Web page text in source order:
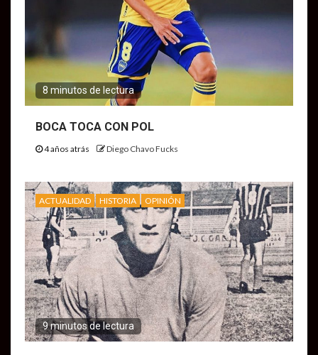
8 minutos de lectura
BOCA TOCA CON POL
4 años atrás Diego Chavo Fucks
ACTUALIDAD HISTORIA OPINIÓN
9 minutos de lectura